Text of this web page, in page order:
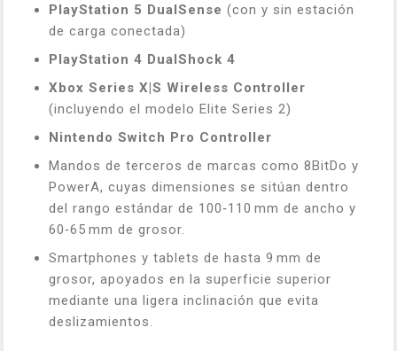
PlayStation 5 DualSense (con y sin estación
de carga conectada)
PlayStation 4 DualShock 4
Xbox Series X|S Wireless Controller
(incluyendo el modelo Elite Series 2)
Nintendo Switch Pro Controller
Mandos de terceros de marcas como 8BitDo y
PowerA, cuyas dimensiones se sitúan dentro
del rango estándar de 100‑110 mm de ancho y
60‑65 mm de grosor.
Smartphones y tablets de hasta 9 mm de
grosor, apoyados en la superficie superior
mediante una ligera inclinación que evita
deslizamientos.